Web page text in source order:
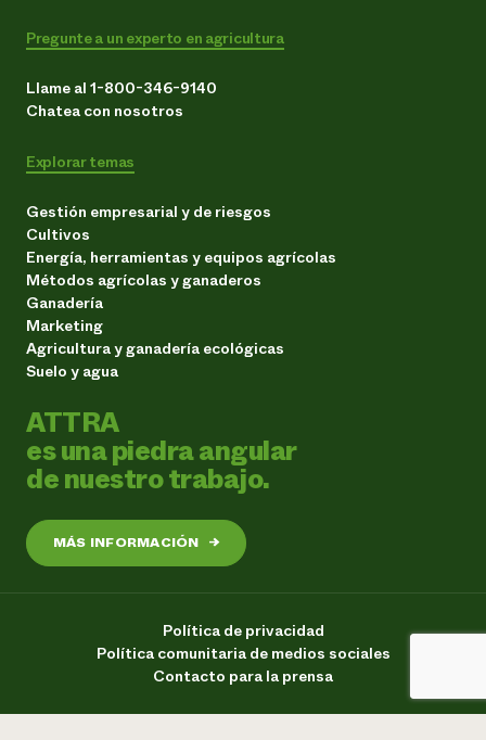
Pregunte a un experto en agricultura
Llame al 1-800-346-9140
Chatea con nosotros
Explorar temas
Gestión empresarial y de riesgos
Cultivos
Energía, herramientas y equipos agrícolas
Métodos agrícolas y ganaderos
Ganadería
Marketing
Agricultura y ganadería ecológicas
Suelo y agua
ATTRA
es una piedra angular
de nuestro trabajo.
MÁS INFORMACIÓN →
Política de privacidad
Política comunitaria de medios sociales
Contacto para la prensa